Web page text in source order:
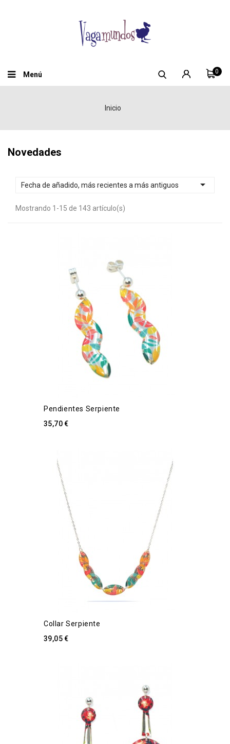
0
Menú
Inicio
Novedades
Fecha de añadido, más recientes a más antiguos 
Mostrando 1-15 de 143 artículo(s)
Pendientes Serpiente
35,70 €
Collar Serpiente
39,05 €